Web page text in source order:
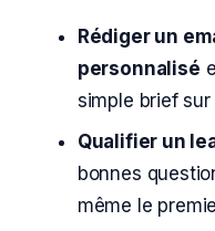
Rédiger un
personnalisé
simple brief
Qualifier un
bonnes
même le